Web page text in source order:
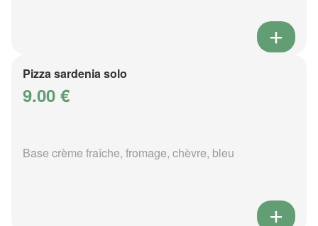
Pizza sardenia solo
9.00 €
Base crème fraîche, fromage, chèvre, bleu